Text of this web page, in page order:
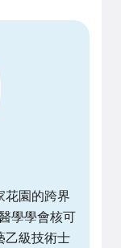
花園的跨界
學學會核可
乙級技術士